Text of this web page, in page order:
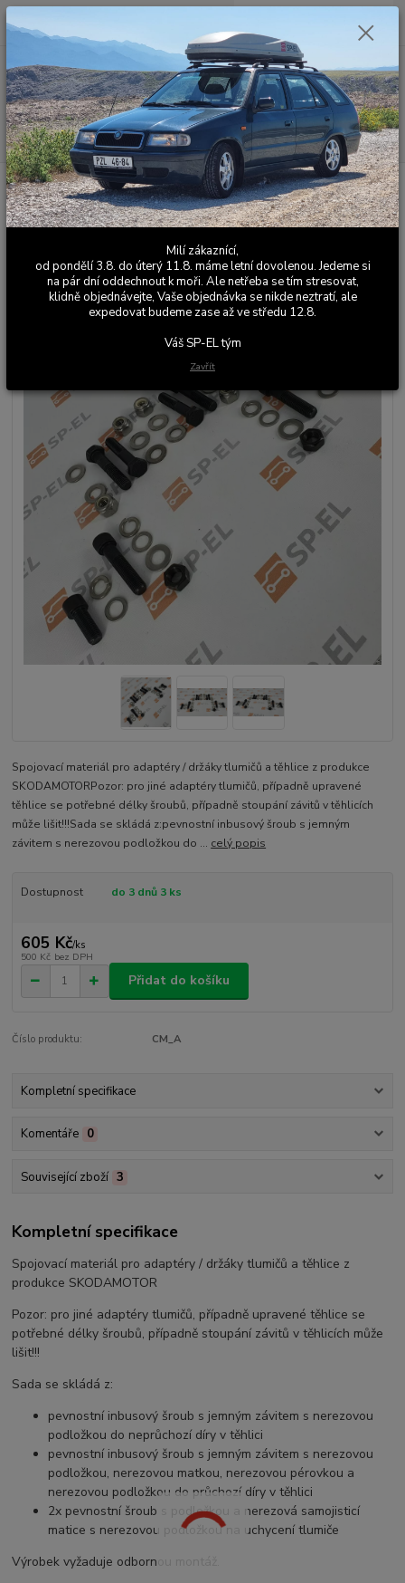
Menu
Hledat
Po - Pá 9:00 - 17:00
0,00 Kč
Úvod Sportovní / Závodní podvozky Adaptéry tlumičů
Spojovací
materiál pro adaptéry / držáky tlumičů
Spojovací materiál pro adaptéry /
držáky tlumičů
Spojovací materiál pro adaptéry / držáky tlumičů a těhlice z produkce
SKODAMOTORPozor: pro jiné adaptéry tlumičů, případně upravené
těhlice se potřebné délky šroubů, případně stoupání závitů v těhlicích
může lišit!!!Sada se skládá z:pevnostní inbusový šroub s jemným
závitem s nerezovou podložkou do ... celý popis
Dostupnost do 3 dnů 3 ks
605 Kč/ks
500 Kč bez DPH
Přidat do košíku
Číslo produktu: CM_A
Kompletní specifikace
Komentáře 0
Související zboží 3
Kompletní specifikace
Spojovací materiál pro adaptéry / držáky tlumičů a těhlice z
produkce SKODAMOTOR
Pozor: pro jiné adaptéry tlumičů, případně upravené těhlice se
potřebné délky šroubů, případně stoupání závitů v těhlicích může
lišit!!!
Sada se skládá z:
pevnostní inbusový šroub s jemným závitem s nerezovou
podložkou do neprůchozí díry v těhlici
pevnostní inbusový šroub s jemným závitem s nerezovou
podložkou, nerezovou matkou, nerezovou pérovkou a
nerezovou podložkou do průchozí díry v těhlici
2x pevnostní šroub s podložkou a nerezová samojisticí
matice s nerezovou podložkou na uchycení tlumiče
Výrobek vyžaduje odbornou montáž.
Milí zákaznící,
od pondělí 3.8. do úterý 11.8. máme letní dovolenou. Jedeme si
na pár dní oddechnout k moři. Ale netřeba se tím stresovat,
klidně objednávejte, Vaše objednávka se nikde neztratí, ale
expedovat budeme zase až ve středu 12.8.
Váš SP-EL tým
Zavřít